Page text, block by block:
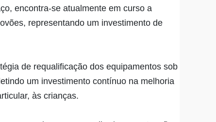
encontra-se atualmente em curso a
representando um investimento de
de requalificação dos equipamentos sob
um investimento contínuo na melhoria
às crianças.